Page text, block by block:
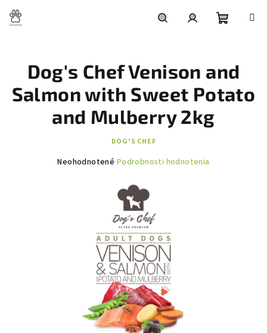
obsah
košík
Dog's Chef Venison and
Salmon with Sweet Potato
and Mulberry 2kg
DOG'S CHEF
Priemerné
hviezdičiek.
Neohodnotené Podrobnosti hodnotenia